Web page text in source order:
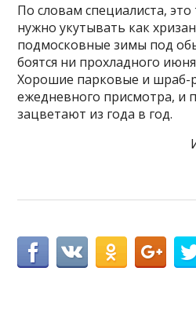
По словам специалиста,
нужно укутывать как
подмосковные зимы под
боятся ни прохладного
Хорошие парковые и шраб-
ежедневного присмотра, и
зацветают из года в год.